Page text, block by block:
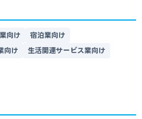
向け
宿泊業向け
向け
生活関連サービス業向け